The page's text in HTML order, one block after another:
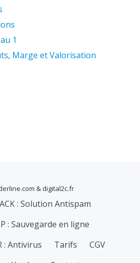
1
Marge et Valorisation
& digital2c.fr
: Solution Antispam
: Sauvegarde en ligne
: Antivirus
Tarifs
CGV